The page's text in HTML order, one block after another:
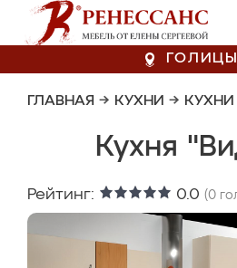
ГЛАВНАЯ → КУХНИ → КУХНИ
Кухня
Рейтинг: 0.0 (0